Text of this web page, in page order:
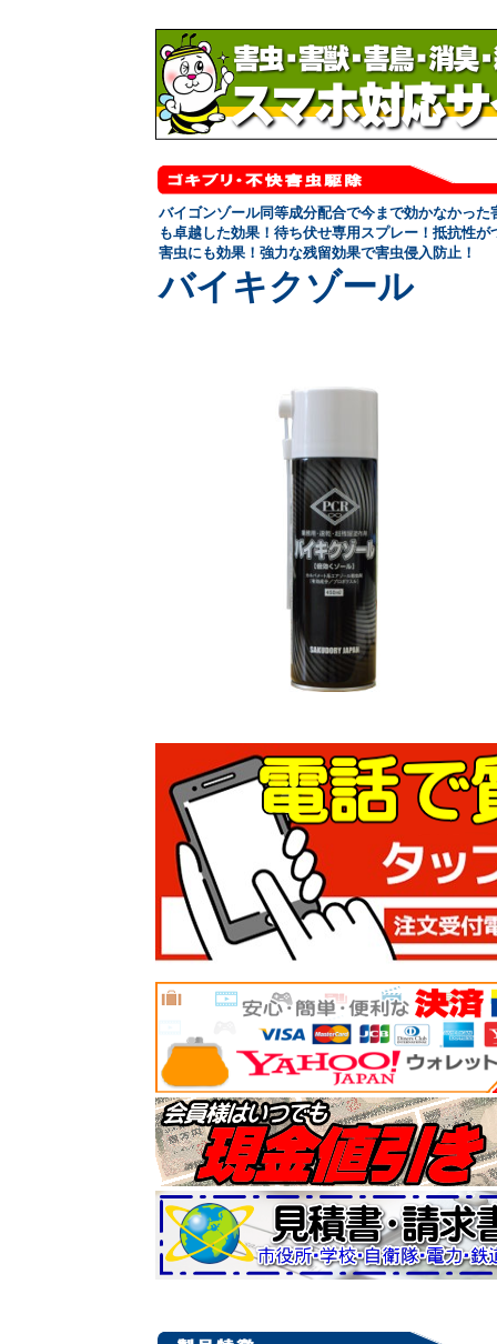
バイゴンゾール同等成分配合で今まで効かなかった
も卓越した効果！ 待ち伏せ専用スプレー！抵抗性が
害虫にも効果！強力な残留効果で害虫侵入防止！
バイキクゾール